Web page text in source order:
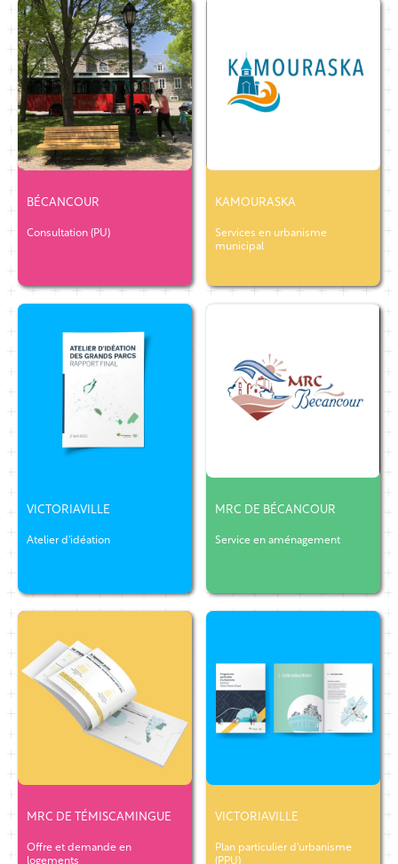
BÉCANCOUR
Consultation (PU)
KAMOURASKA
Services en urbanisme
municipal
VICTORIAVILLE
Atelier d'idéation
MRC DE BÉCANCOUR
Service en aménagement
MRC DE TÉMISCAMINGUE
Offre et demande en
logements
VICTORIAVILLE
Plan particulier d'urbanisme
(PPU)